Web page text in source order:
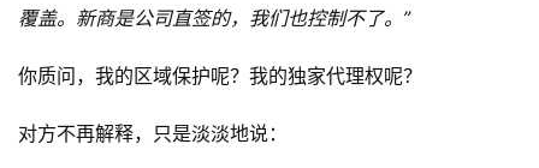
覆盖。新商是公司直签的，我们也控制不了。”
你质问，我的区域保护呢？我的独家代理权呢？
对方不再解释，只是淡淡地说：